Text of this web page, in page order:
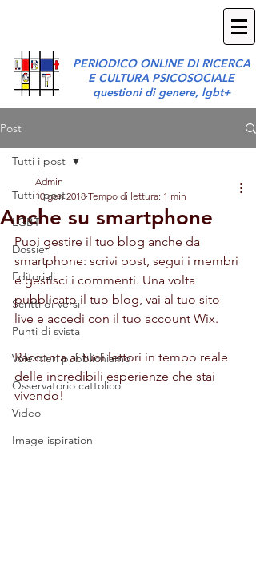
PERIODICO ONLINE DI RICERCA
E CULTURA PSICOSOCIALE
questioni di genere, lgbt+
Post
Tutti i post
LGBT
Dossier
Editoriali
Scritti di-versi
Punti di svista
Volentieri pubblichiamo
Osservatorio cattolico
Video
Image ispiration
Tutti i post
Anche su smartphone
Admin
10 gen 2018 Tempo di lettura: 1 min
Puoi gestire il tuo blog anche da
smartphone: scrivi post, segui i membri
e gestisci i commenti. Una volta
pubblicato il tuo blog, vai al tuo sito
live e accedi con il tuo account Wix.
Racconta ai tuoi lettori in tempo reale
delle incredibili esperienze che stai
vivendo!